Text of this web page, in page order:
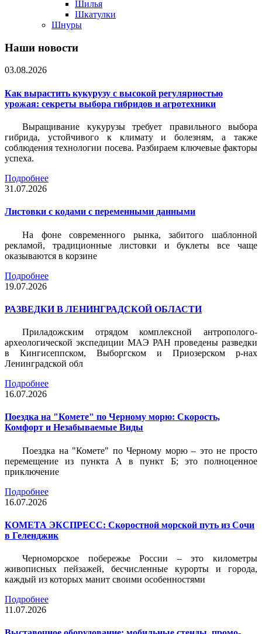
Шилья
Шкатулки
Шнуры
Наши новости
03.08.2026
Как вырастить кукурузу с высокой регулярностью
урожая: секреты выбора гибридов и агротехники
Выращивание кукурузы требует правильного выбора
гибрида, устойчивого к климату и болезням, а также
соблюдения технологии посева. Разбираем ключевые факторы
успеха.
Подробнее
31.07.2026
Листовки c кодами с переменными данными
На фоне современного рынка, забитого шаблонной
рекламой, традиционные листовки и буклеты все чаще
оказываются в корзине
Подробнее
19.07.2026
РАЗВЕДКИ В ЛЕНИНГРАДСКОЙ ОБЛАСТИ
Приладожским отрядом комплексной антрополого-
археологической экспедиции МАЭ РАН проведены разведки
в Кингисеппском, Выборгском и Приозерском р-нах
Ленинградской обл
Подробнее
16.07.2026
Поездка на "Комете" по Черному морю: Скорость,
Комфорт и Незабываемые Виды
Поездка на "Комете" по Черному морю – это не просто
перемещение из пункта А в пункт Б; это полноценное
приключение
Подробнее
16.07.2026
КОМЕТА ЭКСПРЕСС: Скоростной морской путь из Сочи
в Геленджик
Черноморское побережье России – это километры
живописных пейзажей, бесчисленные курорты и города,
каждый из которых манит своими особенностями
Подробнее
11.07.2026